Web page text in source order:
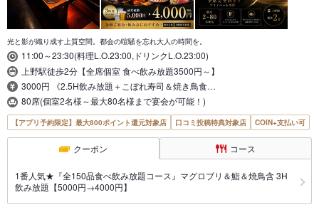
光と影が織り成す上質空間。都会の喧騒を忘れ大人の時間を。
11:00～23:30(料理L.O.23:00,ドリンクL.O.23:00)
上野駅徒歩2分【全席個室 食べ飲み放題3500円～】
3000円 《2.5H飲み放題＋こぼれ寿司＆焼き鳥食…
80席(個室2名様～最大80名様まで宴会が可能！)
【アプリ予約限定】最大800ポイント還元対象店 口コミ投稿特典対象店 COIN+支払い可
クーポン コース
1番人気★『全150品食べ飲み放題コース』マグロブリ＆鮨＆焼鳥含 3H
飲み放題【5000円→4000円】